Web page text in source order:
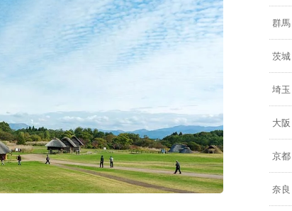
群馬
茨城
埼玉
大阪
京都
奈良